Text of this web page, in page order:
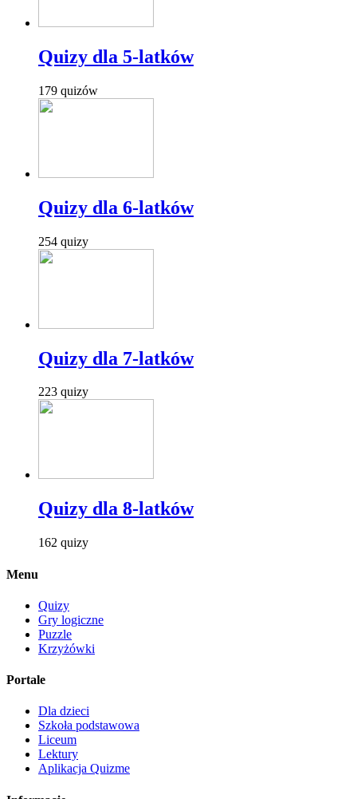
Quizy dla 5-latków
179 quizów
Quizy dla 6-latków
254 quizy
Quizy dla 7-latków
223 quizy
Quizy dla 8-latków
162 quizy
Menu
Quizy
Gry logiczne
Puzzle
Krzyżówki
Portale
Dla dzieci
Szkoła podstawowa
Liceum
Lektury
Aplikacja Quizme